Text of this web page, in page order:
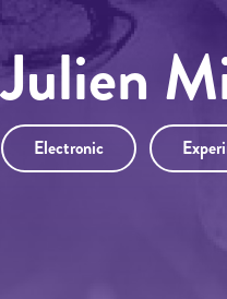
Julien
Electronic